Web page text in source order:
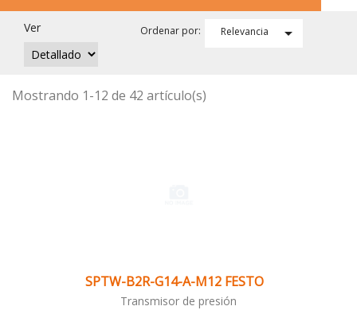
Ver Ordenar por: Relevancia 
Mostrando 1-12 de 42 artículo(s)
SPTW-B2R-G14-A-M12 FESTO
Transmisor de presión